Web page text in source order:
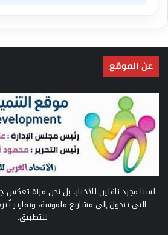
عن الموقع
لسنا مجرد ناقلين للأخبار، بل نحن مرآة تعكس
التي تتحول إلى مشاريع ملموسة، وتقارير
للتطبيق.